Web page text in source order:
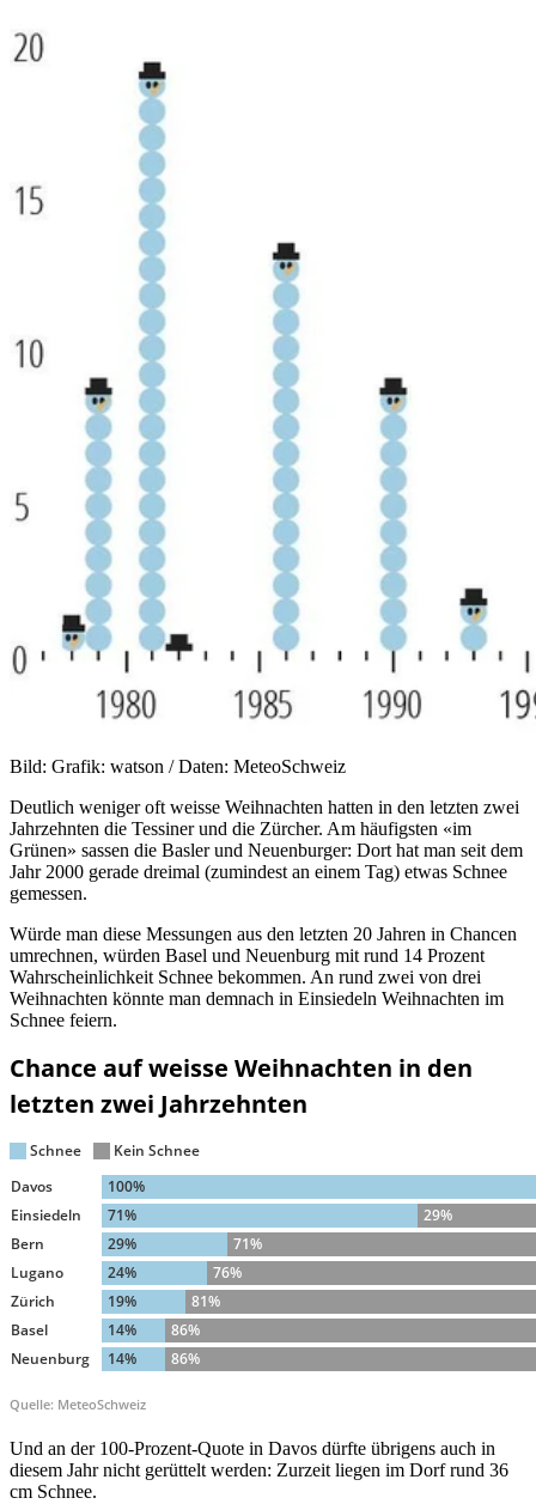
Bild: Grafik: watson / Daten: MeteoSchweiz
Deutlich weniger oft weisse Weihnachten hatten in den letzten zwei
Jahrzehnten die Tessiner und die Zürcher. Am häufigsten «im
Grünen» sassen die Basler und Neuenburger: Dort hat man seit dem
Jahr 2000 gerade dreimal (zumindest an einem Tag) etwas Schnee
gemessen.
Würde man diese Messungen aus den letzten 20 Jahren in Chancen
umrechnen, würden Basel und Neuenburg mit rund 14 Prozent
Wahrscheinlichkeit Schnee bekommen. An rund zwei von drei
Weihnachten könnte man demnach in Einsiedeln Weihnachten im
Schnee feiern.
Und an der 100-Prozent-Quote in Davos dürfte übrigens auch in
diesem Jahr nicht gerüttelt werden: Zurzeit liegen im Dorf rund 36
cm Schnee.